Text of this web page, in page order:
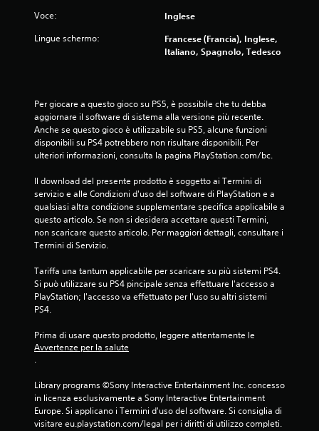
Voce: Inglese
Lingue schermo:
Francese (Francia), Inglese,
Italiano, Spagnolo, Tedesco
Per giocare a questo gioco su PS5, è possibile che tu debba
aggiornare il software di sistema alla versione più recente.
Anche se questo gioco è utilizzabile su PS5, alcune funzioni
disponibili su PS4 potrebbero non risultare disponibili. Per
ulteriori informazioni, consulta la pagina PlayStation.com/bc.
Il download del presente prodotto è soggetto ai Termini di
servizio e alle Condizioni d'uso del software di PlayStation e a
qualsiasi altra condizione supplementare specifica applicabile a
questo articolo. Se non si desidera accettare questi Termini,
non scaricare questo articolo. Per maggiori dettagli, consultare i
Termini di Servizio.
Tariffa una tantum applicabile per scaricare su più sistemi PS4.
Si può utilizzare su PS4 pincipale senza effettuare l'accesso a
PlayStation; l'accesso va effettuato per l'uso su altri sistemi
PS4.
Prima di usare questo prodotto, leggere attentamente le
Avvertenze per la salute
.
Library programs ©Sony Interactive Entertainment Inc. concesso
in licenza esclusivamente a Sony Interactive Entertainment
Europe. Si applicano i Termini d'uso del software. Si consiglia di
visitare eu.playstation.com/legal per i diritti di utilizzo completi.